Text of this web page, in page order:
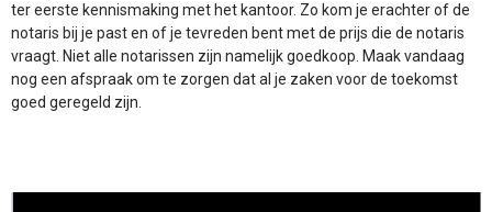
ter eerste kennismaking met het kantoor. Zo kom je erachter of de
notaris bij je past en of je tevreden bent met de prijs die de notaris
vraagt. Niet alle notarissen zijn namelijk goedkoop. Maak vandaag
nog een afspraak om te zorgen dat al je zaken voor de toekomst
goed geregeld zijn.